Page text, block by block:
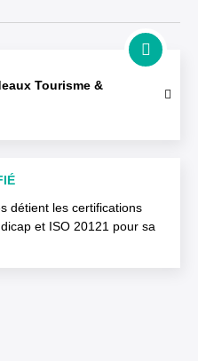
Tourisme &
détient les certifications
et ISO 20121 pour sa